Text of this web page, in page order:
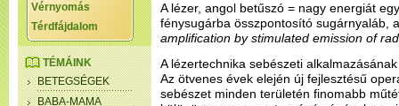
Vérnyomás
Térdfájdalom
TÉMÁINK
BETEGSÉGEK
BABA-MAMA
A lézer, angol betűszó = nagy energiát
fénysugárba összpontosító sugárnyaláb,
amplification by stimulated emission of
A lézertechnika sebészeti
Az ötvenes évek elején új fejlesztésű
sebészet minden területén finomabb